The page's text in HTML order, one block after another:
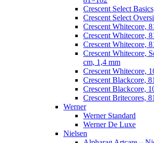
Crescent Select
Crescent Select
Crescent Whitecore,
Crescent Whitecore,
Crescent Whitecore,
Crescent Whitecore,
cm, 1,4 mm
Crescent Whitecore,
Crescent Blackcore,
Crescent Blackcore,
Crescent Britecores,
Werner
Werner Standard
Werner De Luxe
Nielsen